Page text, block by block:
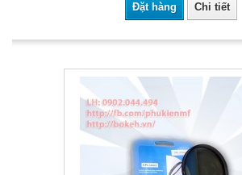
Đặt hàng Chi tiết